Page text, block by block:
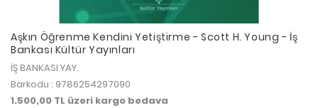
Aşkın Öğrenme Kendini Yetiştirme - Scott H. Young - İş
Bankası Kültür Yayınları
İŞ BANKASI YAY.
Barkodu : 9786254297090
1.500,00 TL üzeri kargo bedava